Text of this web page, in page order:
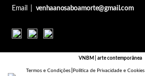
Email | venhaanosaboamorte@gmail.com
VNBM | arte contemporânea
Termos e Condições Política de Privacidade e Cookies